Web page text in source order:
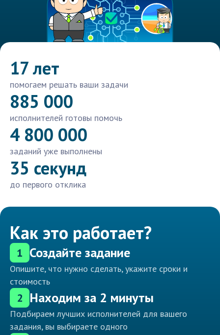
17 лет
помогаем решать ваши задачи
885 000
исполнителей готовы помочь
4 800 000
заданий уже выполнены
35 секунд
до первого отклика
Как это работает?
1 Создайте задание
Опишите, что нужно сделать, укажите сроки и
стоимость
2 Находим за 2 минуты
Подбираем лучших исполнителей для вашего
задания, вы выбираете одного